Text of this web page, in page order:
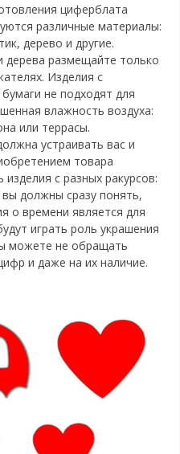
циферблата
различные материалы:
дерево и другие.
дерева размещайте только
Изделия с
не подходят для
влажность воздуха:
или террасы.
устраивать вас и
товара
с разных ракурсов:
должны сразу понять,
о времени является для
играть роль украшения
можете не обращать
и даже на их наличие.